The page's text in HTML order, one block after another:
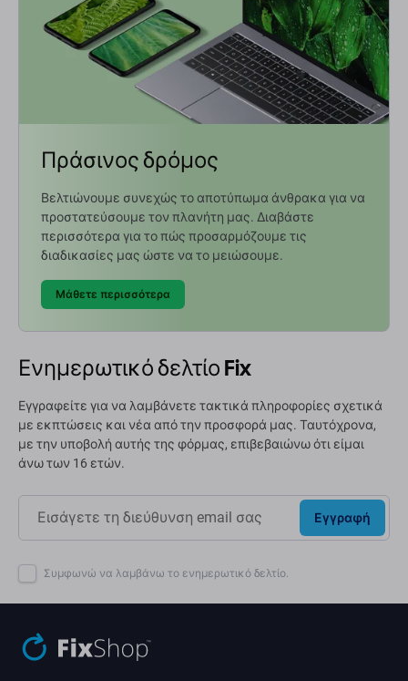
Πράσινος δρόμος
Βελτιώνουμε συνεχώς το αποτύπωμα άνθρακα για να
προστατεύσουμε τον πλανήτη μας. Διαβάστε
περισσότερα για το πώς προσαρμόζουμε τις
διαδικασίες μας ώστε να το μειώσουμε.
Μάθετε περισσότερα
Ενημερωτικό δελτίο Fix
Εγγραφείτε για να λαμβάνετε τακτικά πληροφορίες σχετικά
με εκπτώσεις και νέα από την προσφορά μας. Ταυτόχρονα,
με την υποβολή αυτής της φόρμας, επιβεβαιώνω ότι είμαι
άνω των 16 ετών.
Εγγραφή
Συμφωνώ να λαμβάνω το ενημερωτικό δελτίο.